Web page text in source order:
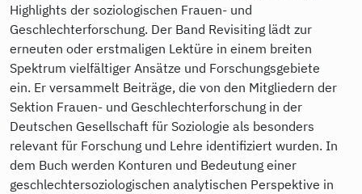
Highlights der soziologischen Frauen- und
Geschlechterforschung. Der Band Revisiting lädt zur
erneuten oder erstmaligen Lektüre in einem breiten
Spektrum vielfältiger Ansätze und Forschungsgebiete
ein. Er versammelt Beiträge, die von den Mitgliedern der
Sektion Frauen- und Geschlechterforschung in der
Deutschen Gesellschaft für Soziologie als besonders
relevant für Forschung und Lehre identifiziert wurden. In
dem Buch werden Konturen und Bedeutung einer
geschlechtersoziologischen analytischen Perspektive in